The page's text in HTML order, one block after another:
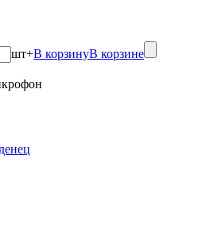
шт+В корзинуВ корзине